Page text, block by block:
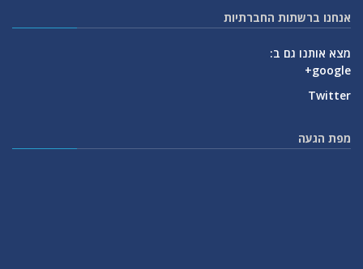
אנחנו ברשתות החברתיות
מצא אותנו גם ב:
google+
Twitter
מפת הגעה